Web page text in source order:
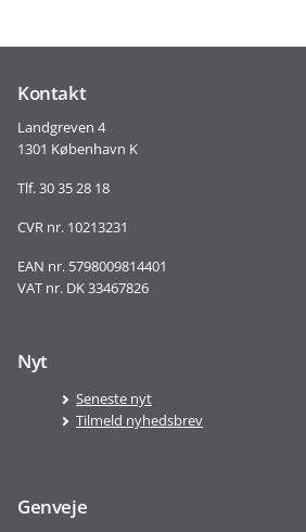
Kontakt
Landgreven 4
1301 København K
Tlf. 30 35 28 18
CVR nr. 10213231
EAN nr. 5798009814401
VAT nr. DK 33467826
Nyt
Seneste nyt
Tilmeld nyhedsbrev
Genveje